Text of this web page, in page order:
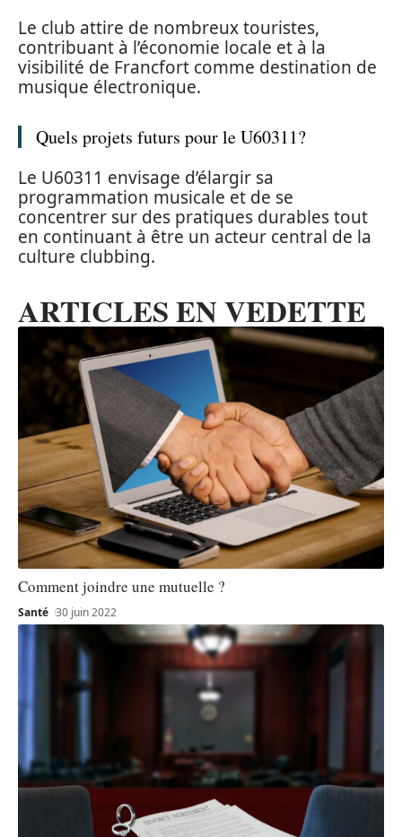
Le club attire de nombreux touristes,
contribuant à l’économie locale et à la
visibilité de Francfort comme destination de
musique électronique.
Quels projets futurs pour le U60311?
Le U60311 envisage d’élargir sa
programmation musicale et de se
concentrer sur des pratiques durables tout
en continuant à être un acteur central de la
culture clubbing.
ARTICLES EN VEDETTE
Comment joindre une mutuelle ?
Santé 30 juin 2022